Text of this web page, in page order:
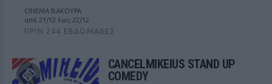
CINEMA ΒΑΚΟΥΡΑ
από 21/12 έως 22/12
ΠΡΙΝ 244 ΕΒΔΟΜΆΔΕΣ
CANCELMIKEIUS STAND UP
COMEDY